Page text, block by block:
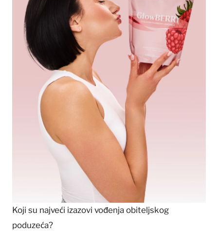
Koji su najveći izazovi vođenja obiteljskog
poduzeća?